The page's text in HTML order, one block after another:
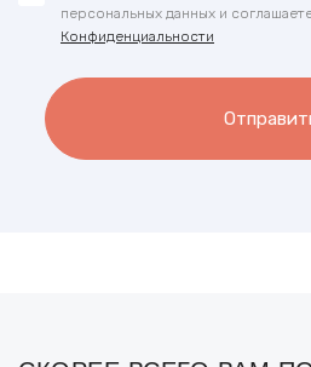
персональных данных и
Конфиденциальности